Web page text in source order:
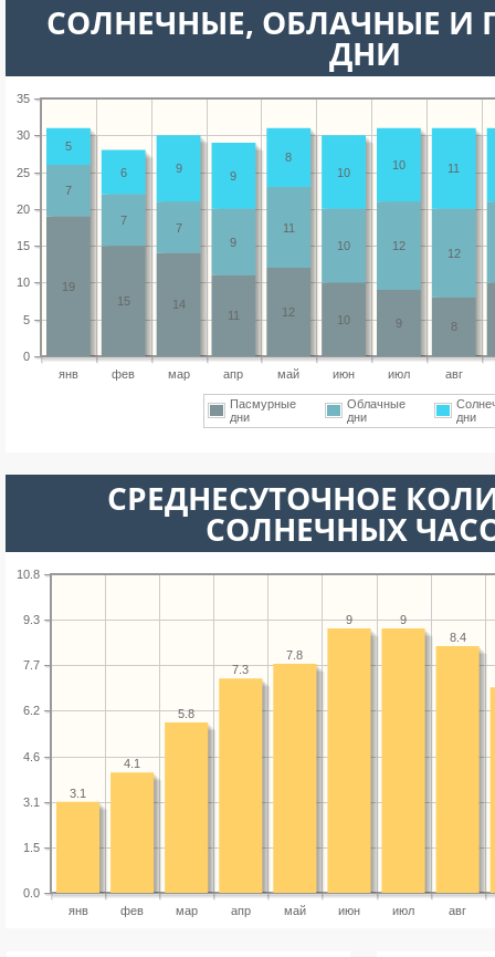
CОЛНЕЧНЫЕ, ОБЛАЧНЫЕ И
ДНИ
янв фев мар апр май июн июл авг
0
5
10
15
20
25
30
35
8
9
10
12
11
14
15
19
12
12
10
11
9
7
7
7
11
10
10
8
9
9
6
5
Пасмурные
дни
Облачные
дни
дни
СРЕДНЕСУТОЧНОЕ
СОЛНЕЧНЫХ
янв фев мар апр май июн июл авг
0.0
1.5
3.1
4.6
6.2
7.7
9.3
10.8
8.4
9
9
7.8
7.3
5.8
4.1
3.1